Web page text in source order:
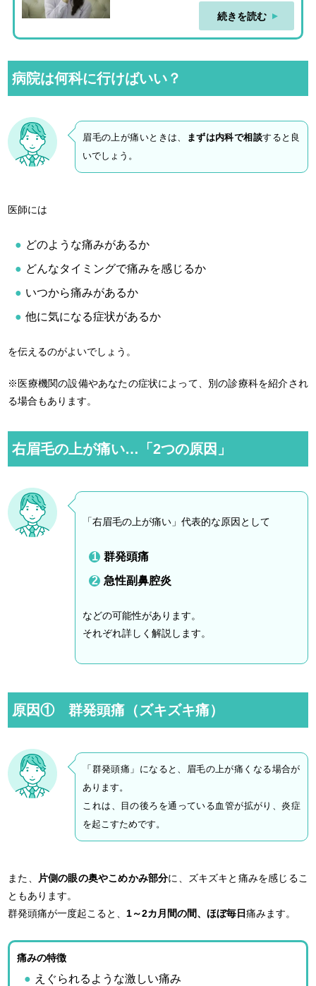
続きを読む
病院は何科に行けばいい？
眉毛の上が痛いときは、 まずは内科で相談すると良
いでしょう。
医師には
どのような痛みがあるか
どんなタイミングで痛みを感じるか
いつから痛みがあるか
他に気になる症状があるか
を伝えるのがよいでしょう。
※医療機関の設備やあなたの症状によって、別の診療科を紹介され
る場合もあります。
右眉毛の上が痛い…「2つの原因」
「右眉毛の上が痛い」代表的な原因として
群発頭痛
急性副鼻腔炎
などの可能性があります。
それぞれ詳しく解説します。
原因① 群発頭痛（ズキズキ痛）
「群発頭痛」になると、眉毛の上が痛くなる場合が
あります。
これは、目の後ろを通っている血管が拡がり、炎症
を起こすためです。
また、 片側の眼の奥やこめかみ部分に、ズキズキと痛みを感じるこ
ともあります。
群発頭痛が一度起こると、1～2カ月間の間、ほぼ毎日痛みます。
痛みの特徴
えぐられるような激しい痛み